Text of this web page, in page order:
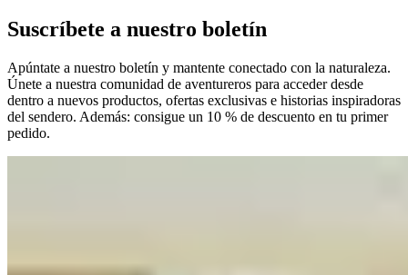
Suscríbete a nuestro boletín
Apúntate a nuestro boletín y mantente conectado con la naturaleza.
Únete a nuestra comunidad de aventureros para acceder desde
dentro a nuevos productos, ofertas exclusivas e historias inspiradoras
del sendero. Además: consigue un 10 % de descuento en tu primer
pedido.